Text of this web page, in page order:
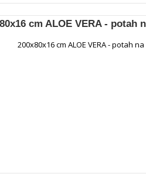
cm ALOE VERA - potah